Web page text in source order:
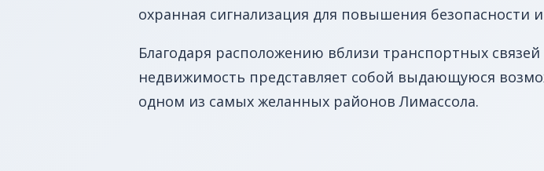
охранная сигнализация для повышения безопасности и
Благодаря расположению вблизи транспортных
недвижимость представляет собой выдающуюся
одном из самых желанных районов Лимассола.